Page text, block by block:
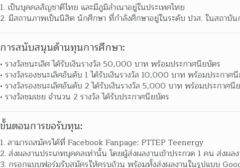
เป็นบุคคลสัญชาติไทย และมีภูมิลำเนาอยู่ในประเทศไทย
มีสถานภาพเป็นนิสิต นักศึกษา ที่กำลังศึกษาอยู่ในระดับ ปวส. ในสถาบัน
การสนับสนุนด้านทุนการศึกษา:
รางวัลชนะเลิศ ได้รับเงินรางวัล 50,000 บาท พร้อมประกาศนียบัตร
รางวัลรองชนะเลิศอันดับ 1 ได้รับเงินรางวัล 10,000 บาท พร้อมประกาศ
รางวัลรองชนะเลิศอันดับ 2 ได้รับเงินรางวัล 5,000 บาท พร้อมประกาศนี
รางวัลชมเชย จำนวน 2 รางวัล ได้รับประกาศนียบัตร
ขั้นตอนการขอรับทุน:
สามารถสมัครได้ที่ Facebook Fanpage: PTTEP Teenergy
ส่งผลงานประเภทบุคคลเท่านั้น โดยผู้ส่งผลงานเข้าประกวด 1 คน ส่งผล